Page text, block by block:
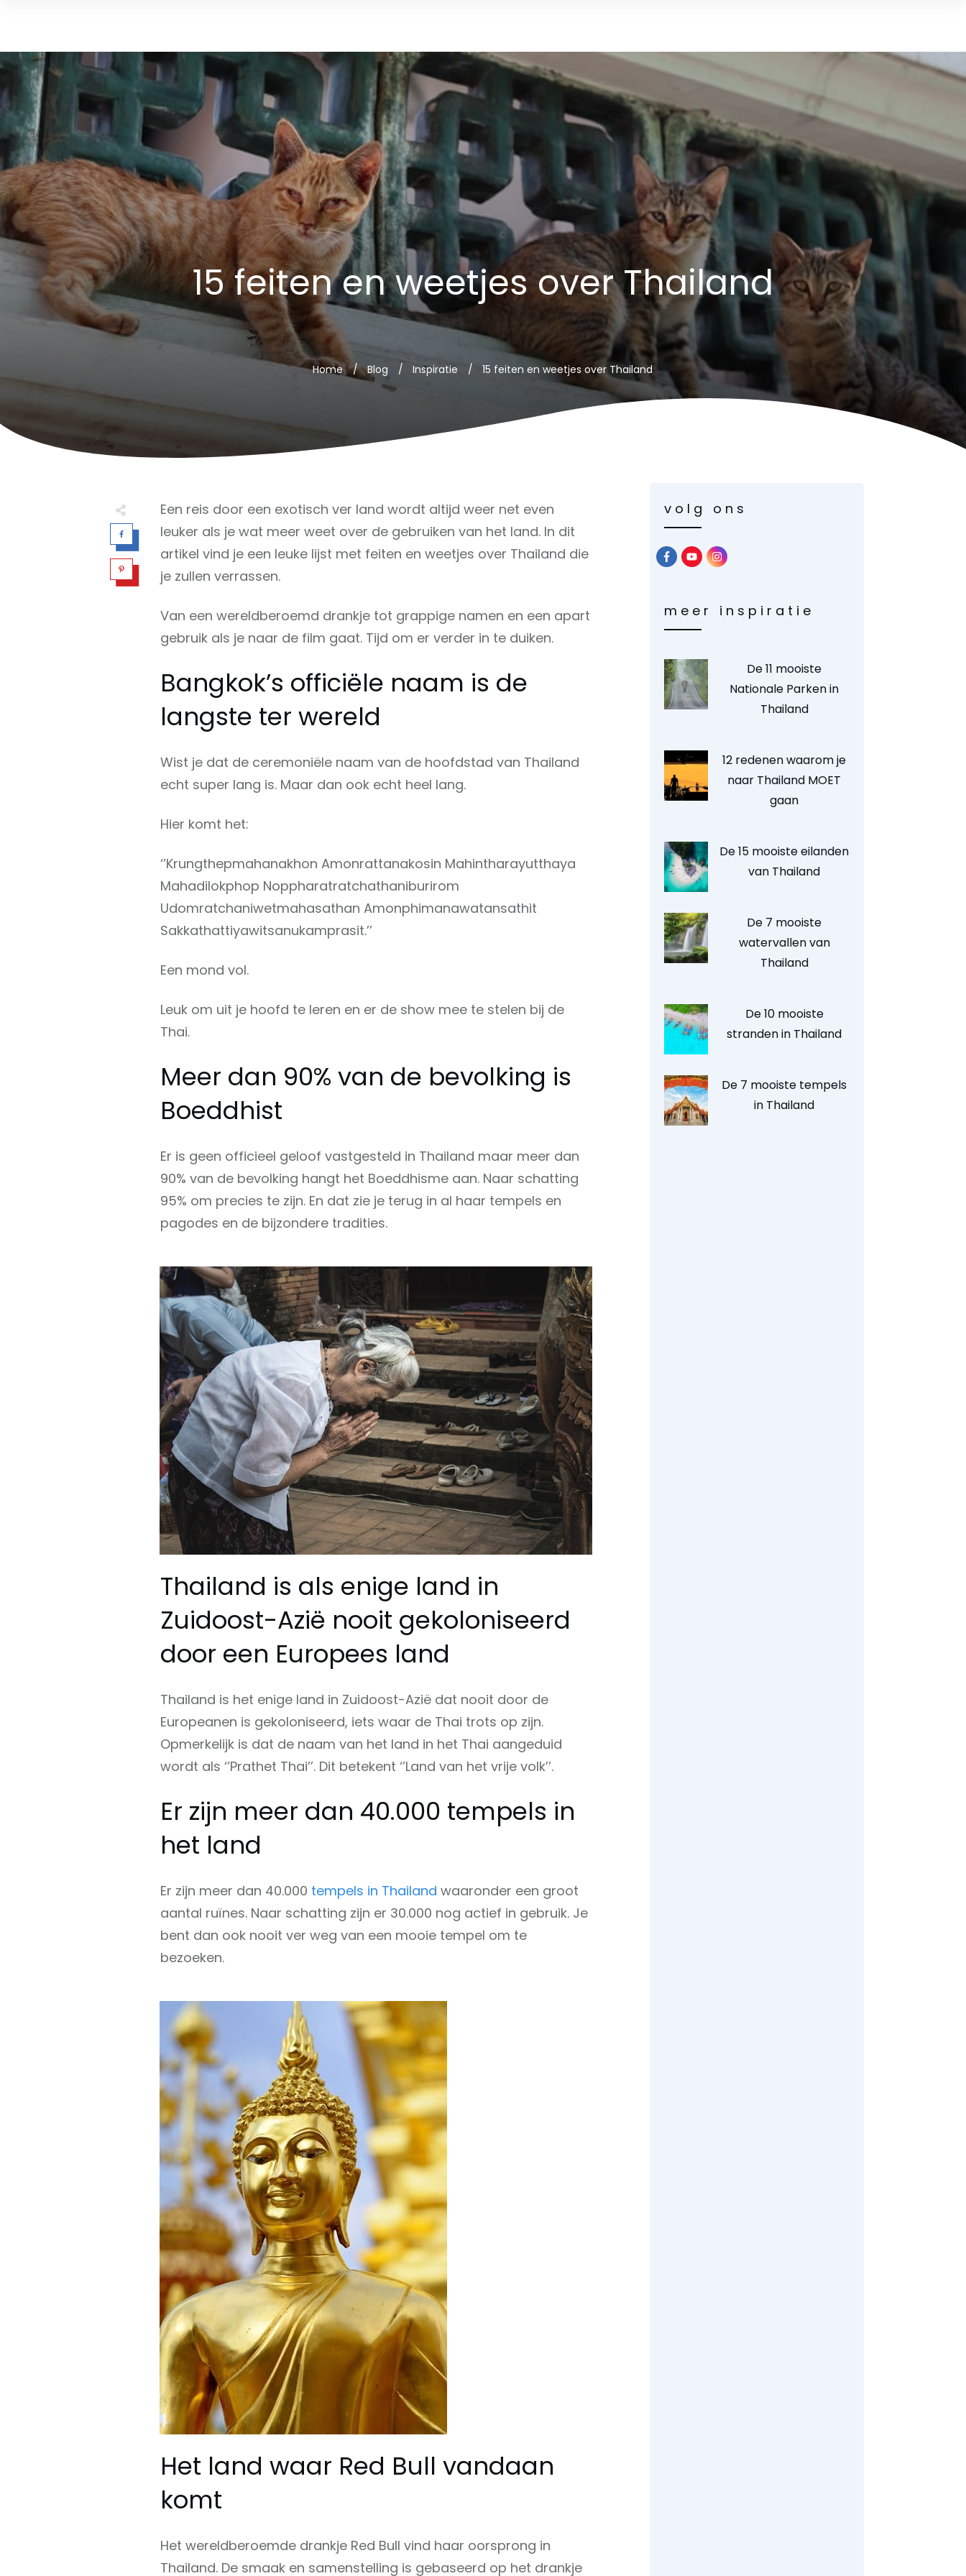
15 feiten en weetjes over Thailand
Home / Blog / Inspiratie / 15 feiten en weetjes over Thailand
Een reis door een exotisch ver land wordt altijd weer net even
leuker als je wat meer weet over de gebruiken van het land. In dit
artikel vind je een leuke lijst met feiten en weetjes over Thailand die
je zullen verrassen.
Van een wereldberoemd drankje tot grappige namen en een apart
gebruik als je naar de film gaat. Tijd om er verder in te duiken.
Bangkok’s officiële naam is de
langste ter wereld
Wist je dat de ceremoniële naam van de hoofdstad van Thailand
echt super lang is. Maar dan ook echt heel lang.
Hier komt het:
‘’Krungthepmahanakhon Amonrattanakosin Mahintharayutthaya
Mahadilokphop Noppharatratchathaniburirom
Udomratchaniwetmahasathan Amonphimanawatansathit
Sakkathattiyawitsanukamprasit.’’
Een mond vol.
Leuk om uit je hoofd te leren en er de show mee te stelen bij de
Thai.
Meer dan 90% van de bevolking is
Boeddhist
Er is geen officieel geloof vastgesteld in Thailand maar meer dan
90% van de bevolking hangt het Boeddhisme aan. Naar schatting
95% om precies te zijn. En dat zie je terug in al haar tempels en
pagodes en de bijzondere tradities.
Thailand is als enige land in
Zuidoost-Azië nooit gekoloniseerd
door een Europees land
Thailand is het enige land in Zuidoost-Azië dat nooit door de
Europeanen is gekoloniseerd, iets waar de Thai trots op zijn.
Opmerkelijk is dat de naam van het land in het Thai aangeduid
wordt als ‘’Prathet Thai’’. Dit betekent ‘’Land van het vrije volk’’.
Er zijn meer dan 40.000 tempels in
het land
Er zijn meer dan 40.000 tempels in Thailand waaronder een groot
aantal ruïnes. Naar schatting zijn er 30.000 nog actief in gebruik. Je
bent dan ook nooit ver weg van een mooie tempel om te
bezoeken.
Het land waar Red Bull vandaan
komt
Het wereldberoemde drankje Red Bull vind haar oorsprong in
Thailand. De smaak en samenstelling is gebaseerd op het drankje
volg ons
meer inspiratie
De 11 mooiste
Nationale Parken in
Thailand
12 redenen waarom je
naar Thailand MOET
gaan
De 15 mooiste eilanden
van Thailand
De 7 mooiste
watervallen van
Thailand
De 10 mooiste
stranden in Thailand
De 7 mooiste tempels
in Thailand